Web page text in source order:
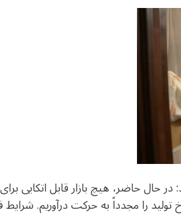
در حال حاضر، هیچ بازار قابل
تولید را مجدداً به حرکت درآوریم.